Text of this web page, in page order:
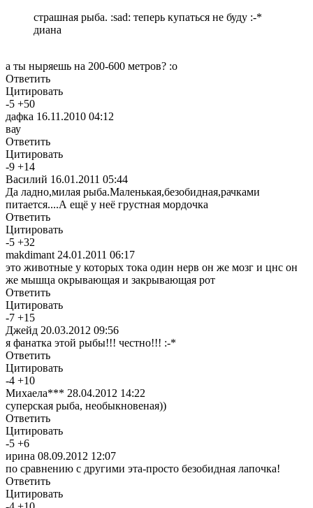
страшная рыба. :sad: теперь купаться не буду :-*
диана
а ты ныряешь на 200-600 метров? :o
Ответить
Цитировать
-5 +50
дафка 16.11.2010 04:12
вау
Ответить
Цитировать
-9 +14
Василий 16.01.2011 05:44
Да ладно,милая рыба.Маленькая,безобидная,рачками
питается....А ещё у неё грустная мордочка
Ответить
Цитировать
-5 +32
makdimant 24.01.2011 06:17
это животные у которых тока один нерв он же мозг и цнс он
же мышца окрывающая и закрывающая рот
Ответить
Цитировать
-7 +15
Джейд 20.03.2012 09:56
я фанатка этой рыбы!!! честно!!! :-*
Ответить
Цитировать
-4 +10
Михаела*** 28.04.2012 14:22
суперская рыба, необыкновеная))
Ответить
Цитировать
-5 +6
ирина 08.09.2012 12:07
по сравнению с другими эта-просто безобидная лапочка!
Ответить
Цитировать